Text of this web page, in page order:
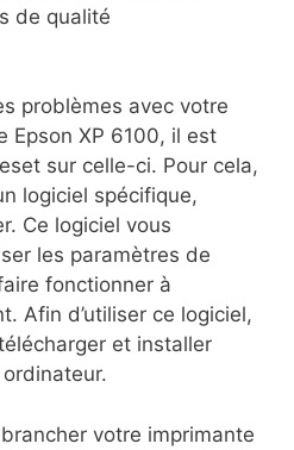
de qualité
problèmes avec votre
Epson XP 6100, il est
sur celle-ci. Pour cela,
logiciel spécifique,
Ce logiciel vous
les paramètres de
fonctionner à
Afin d’utiliser ce logiciel,
et installer
ordinateur.
votre imprimante